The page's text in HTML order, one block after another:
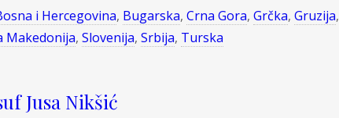
i Hercegovina, Bugarska, Crna Gora, Grčka, Gruzija,
Makedonija, Slovenija, Srbija, Turska
Jusa Nikšić